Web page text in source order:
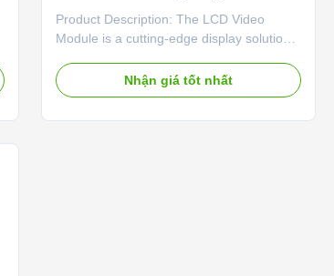
Product Description: The LCD Video
Module is a cutting-edge display solution
performance for a wide range of
applications. This innovative product
Nhận giá tốt nhất